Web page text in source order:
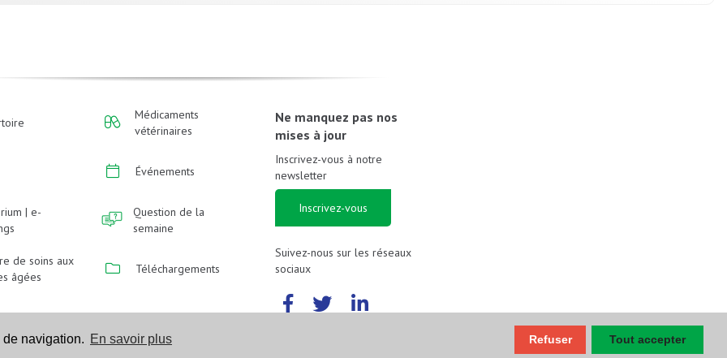
navigation. En savoir plus Refuser Tout accepter
| e-
de soins aux
âgées
Médicaments
vétérinaires
Événements
Question de la
semaine
Téléchargements
Ne manquez pas nos
mises à jour
Inscrivez-vous à notre
newsletter
Inscrivez-vous
Suivez-nous sur les réseaux
sociaux